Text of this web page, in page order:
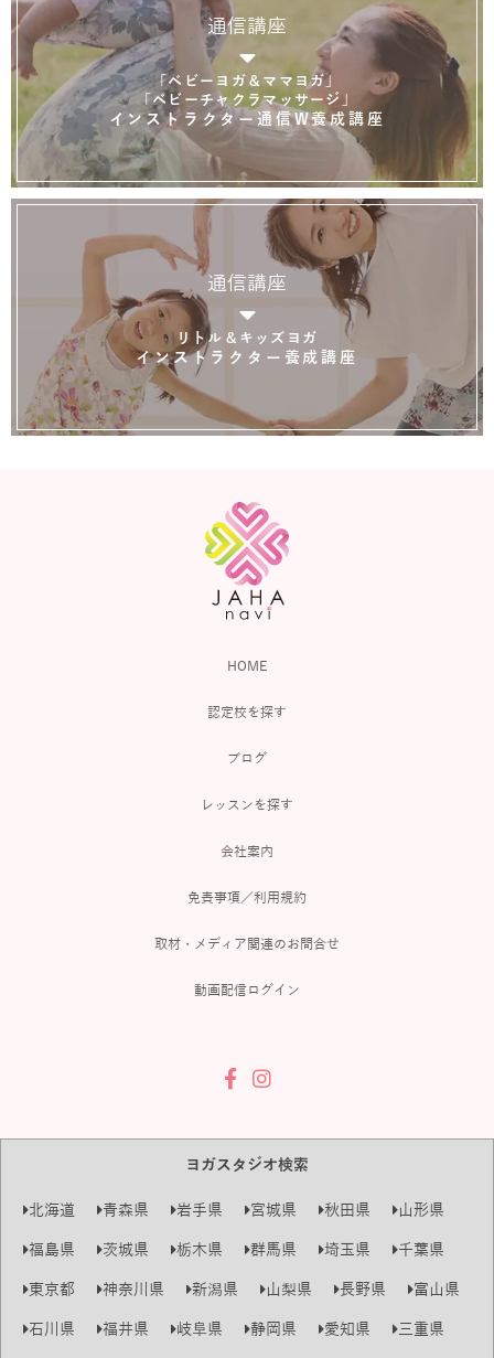
通信講座
「ベビーヨガ＆ママヨガ」
「ベビーチャクラマッサージ」
インストラクター通信W養成講座
通信講座
リトル＆キッズヨガ
インストラクター養成講座
HOME
認定校を探す
ブログ
レッスンを探す
会社案内
免責事項／利用規約
取材・メディア関連のお問合せ
動画配信ログイン
ヨガスタジオ検索
北海道 青森県 岩手県 宮城県 秋田県
山形県
福島県
茨城県 栃木県 群馬県 埼玉県
千葉県
東京都
神奈川県 新潟県 山梨県 長野県
富山県
石川県
福井県 岐阜県 静岡県 愛知県 三重県